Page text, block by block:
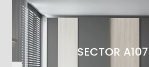
SECTOR A107